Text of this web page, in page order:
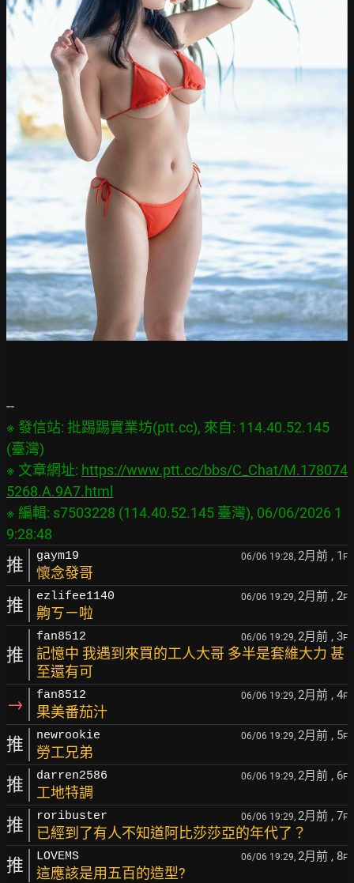
※ 發信站: 批踢踢實業坊(ptt.cc), 來自: 114.40.52.145
(臺灣)
※ 文章網址: https://www.ptt.cc/bbs/C_Chat/M.178074
5268.A.9A7.html
※ 編輯: s7503228 (114.40.52.145 臺灣), 06/06/2026 1
推 gaym19 06/06 19:28, 2月前 , 1 F
懷念發哥
推 ezlifee1140 06/06 19:29, 2月前 , 2F
齁ㄎㄧ啦
推
fan8512 06/06 19:29, 2月前 , 3F
記憶中 我遇到來買的工人大哥 多半是套維大力 甚
至還有可
→ fan8512 06/06 19:29, 2月前 , 4F
果美番茄汁
推 newrookie 06/06 19:29, 2月前 , 5F
勞工兄弟
推 darren2586 06/06 19:29, 2月前 , 6F
工地特調
推 roribuster 06/06 19:29, 2月前 , 7F
已經到了有人不知道阿比莎莎亞的年代了？
推 LOVEMS 06/06 19:29, 2月前 , 8F
這應該是用五百的造型?